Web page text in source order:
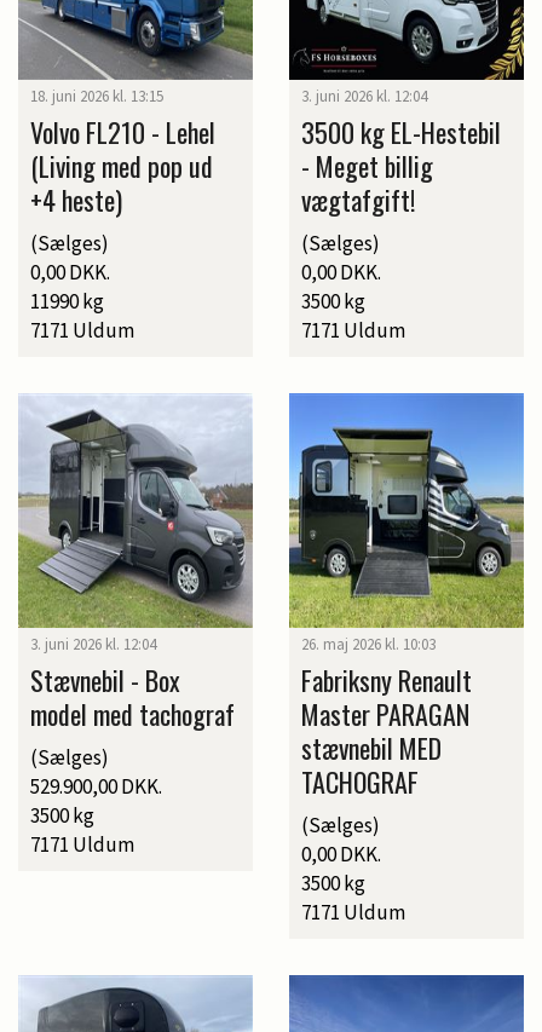
18. juni 2026 kl. 13:15
Volvo FL210 - Lehel
(Living med pop ud
+4 heste)
(Sælges)
0,00 DKK.
11990 kg
7171 Uldum
3. juni 2026 kl. 12:04
3500 kg EL-Hestebil
- Meget billig
vægtafgift!
(Sælges)
0,00 DKK.
3500 kg
7171 Uldum
3. juni 2026 kl. 12:04
Stævnebil - Box
model med tachograf
(Sælges)
529.900,00 DKK.
3500 kg
7171 Uldum
26. maj 2026 kl. 10:03
Fabriksny Renault
Master PARAGAN
stævnebil MED
TACHOGRAF
(Sælges)
0,00 DKK.
3500 kg
7171 Uldum